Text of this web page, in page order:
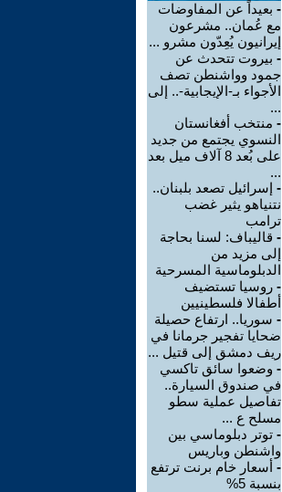
- بعيداً عن المفاوضات
مع عُمان.. مشرعون
إيرانيون يُعِدّون مشرو ...
- بيروت تتحدث عن
جمود وواشنطن تصف
الأجواء بـ-الإيجابية-.. إلى
...
- منتخب أفغانستان
النسوي يجتمع من جديد
على بُعد 8 آلاف ميل بعد
...
- إسرائيل تصعد بلبنان..
نتنياهو يثير غضب
ترامب
- قاليباف: لسنا بحاجة
إلى مزيد من
الدبلوماسية المسرحية
- روسيا تستضيف
أطفالا فلسطينيين
- سوريا.. ارتفاع حصيلة
ضحايا تفجير جرمانا في
ريف دمشق إلى قتيل ...
- وضعوا سائق تاكسي
في صندوق السيارة..
تفاصيل عملية سطو
مسلح ع ...
- توتر دبلوماسي بين
واشنطن وباريس
- أسعار خام برنت ترتفع
بنسبة 5%